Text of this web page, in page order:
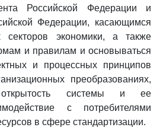
Российской Федерации и
Федерации, касающимся
секторов экономики, а также
и правилам и основываться
и процессных принципов
преобразованиях,
открытость системы и ее
с потребителями
в сфере стандартизации.